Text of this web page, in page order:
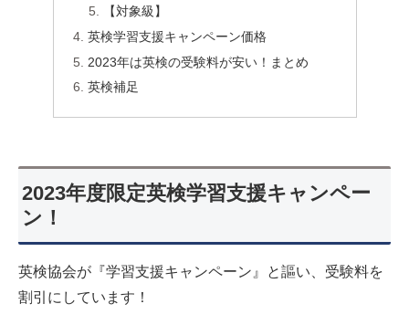
【対象級】
英検学習支援キャンペーン価格
2023年は英検の受験料が安い！まとめ
英検補足
2023年度限定英検学習支援キャンペー
ン！
英検協会が『学習支援キャンペーン』と謳い、受験料を
割引にしています！